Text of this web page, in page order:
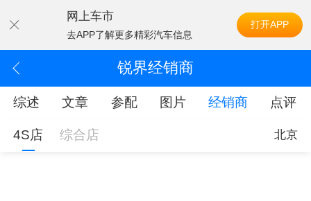
网上车市
去APP了解更多精彩汽车信息
打开APP
锐界经销商
综述 文章 参配 图片 经销商 点评
4S店 综合店 北京